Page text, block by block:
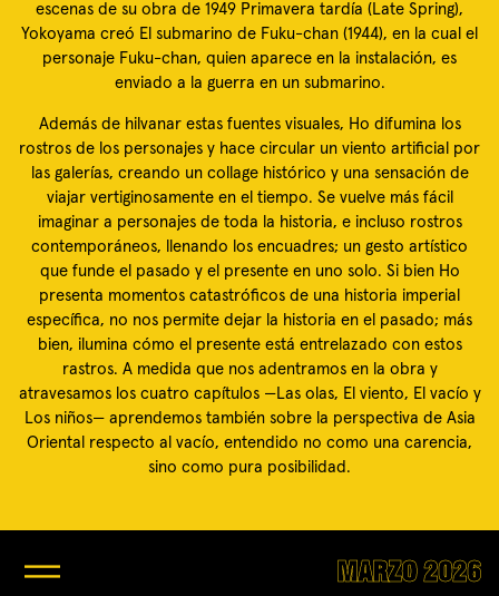
MARZO 2026
escenas de su obra de 1949 Primavera tardía (Late Spring),
Yokoyama creó El submarino de Fuku-chan (1944), en la cual el
personaje Fuku-chan, quien aparece en la instalación, es
enviado a la guerra en un submarino.
Además de hilvanar estas fuentes visuales, Ho difumina los
rostros de los personajes y hace circular un viento artificial por
las galerías, creando un collage histórico y una sensación de
viajar vertiginosamente en el tiempo. Se vuelve más fácil
imaginar a personajes de toda la historia, e incluso rostros
contemporáneos, llenando los encuadres; un gesto artístico
que funde el pasado y el presente en uno solo. Si bien Ho
presenta momentos catastróficos de una historia imperial
específica, no nos permite dejar la historia en el pasado; más
bien, ilumina cómo el presente está entrelazado con estos
rastros. A medida que nos adentramos en la obra y
atravesamos los cuatro capítulos —Las olas, El viento, El vacío y
Los niños— aprendemos también sobre la perspectiva de Asia
Oriental respecto al vacío, entendido no como una carencia,
sino como pura posibilidad.